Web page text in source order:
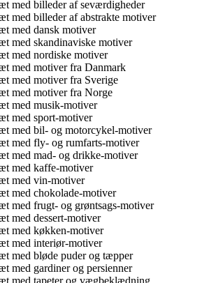
med billeder af seværdigheder
med billeder af abstrakte motiver
med dansk motiver
med skandinaviske motiver
med nordiske motiver
med motiver fra Danmark
med motiver fra Sverige
med motiver fra Norge
med musik-motiver
med sport-motiver
med bil- og motorcykel-motiver
med fly- og rumfarts-motiver
med mad- og drikke-motiver
med kaffe-motiver
med vin-motiver
med chokolade-motiver
med frugt- og grøntsags-motiver
med dessert-motiver
med køkken-motiver
med interiør-motiver
med bløde puder og tæpper
med gardiner og persienner
med tapeter og vægbeklædning